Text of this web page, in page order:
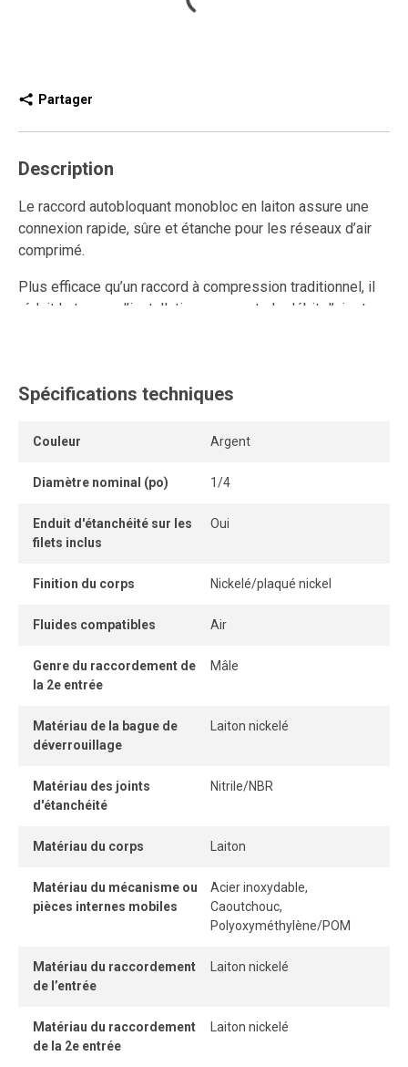
Partager
Description
Le raccord autobloquant monobloc en laiton assure une
connexion rapide, sûre et étanche pour les réseaux d’air
comprimé.
Plus efficace qu’un raccord à compression traditionnel, il
réduit le temps d’installation, augmente le débit d’air et
connexions et déconnexions répétées tout en conservant
Son mécanisme autobloquant sans outil ni pièce
les applications industrielles nécessitant fiabilité et
Spécifications techniques
Couleur Argent
Diamètre nominal (po) 1/4
Enduit d'étanchéité sur les
filets inclus
Oui
Finition du corps Nickelé/plaqué nickel
Fluides compatibles Air
Genre du raccordement de
la 2e entrée
Mâle
Matériau de la bague de
déverrouillage
Laiton nickelé
Matériau des joints
d'étanchéité
Nitrile/NBR
Matériau du corps Laiton
Matériau du mécanisme ou
pièces internes mobiles
Acier inoxydable,
Caoutchouc,
Polyoxyméthylène/POM
Matériau du raccordement
de l’entrée
Laiton nickelé
Matériau du raccordement
de la 2e entrée
Laiton nickelé